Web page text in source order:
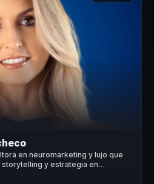
en neuromarketing y lujo que
y estrategia en